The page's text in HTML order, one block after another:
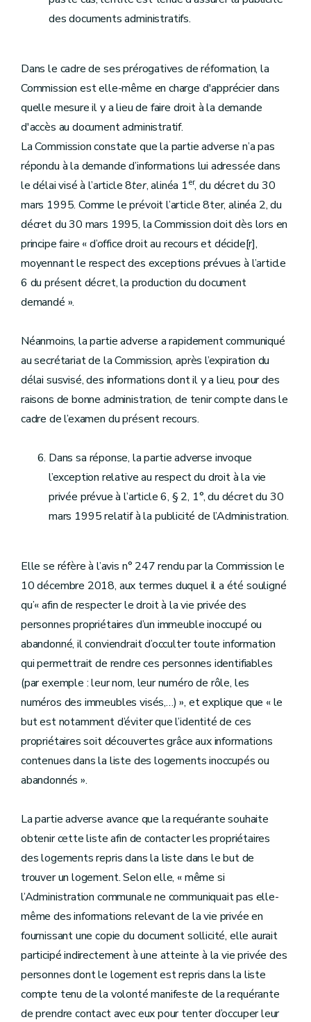
des documents administratifs.
Dans le cadre de ses prérogatives de réformation, la
Commission est elle-même en charge d'apprécier dans
quelle mesure il y a lieu de faire droit à la demande
d'accès au document administratif.
La Commission constate que la partie adverse n’a pas
répondu à la demande d’informations lui adressée dans
le délai visé à l’article 8ter, alinéa 1er, du décret du 30
mars 1995. Comme le prévoit l’article 8ter, alinéa 2, du
décret du 30 mars 1995, la Commission doit dès lors en
principe faire « d’office droit au recours et décide[r],
moyennant le respect des exceptions prévues à l’article
6 du présent décret, la production du document
demandé ».
Néanmoins, la partie adverse a rapidement communiqué
au secrétariat de la Commission, après l’expiration du
délai susvisé, des informations dont il y a lieu, pour des
raisons de bonne administration, de tenir compte dans le
cadre de l’examen du présent recours.
Dans sa réponse, la partie adverse invoque
l’exception relative au respect du droit à la vie
privée prévue à l’article 6, § 2, 1°, du décret du 30
mars 1995 relatif à la publicité de l’Administration.
Elle se réfère à l’avis n° 247 rendu par la Commission le
10 décembre 2018, aux termes duquel il a été souligné
qu’« afin de respecter le droit à la vie privée des
personnes propriétaires d’un immeuble inoccupé ou
abandonné, il conviendrait d’occulter toute information
qui permettrait de rendre ces personnes identifiables
(par exemple : leur nom, leur numéro de rôle, les
numéros des immeubles visés,…) », et explique que « le
but est notamment d’éviter que l’identité de ces
propriétaires soit découvertes grâce aux informations
contenues dans la liste des logements inoccupés ou
abandonnés ».
La partie adverse avance que la requérante souhaite
obtenir cette liste afin de contacter les propriétaires
des logements repris dans la liste dans le but de
trouver un logement. Selon elle, « même si
l’Administration communale ne communiquait pas elle-
même des informations relevant de la vie privée en
fournissant une copie du document sollicité, elle aurait
participé indirectement à une atteinte à la vie privée des
personnes dont le logement est repris dans la liste
compte tenu de la volonté manifeste de la requérante
de prendre contact avec eux pour tenter d’occuper leur